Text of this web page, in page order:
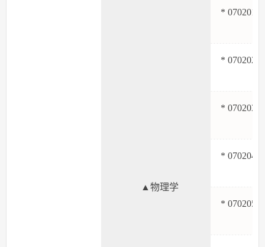
▲物理学
* 070201
* 070202
* 070203
* 070204
* 070205